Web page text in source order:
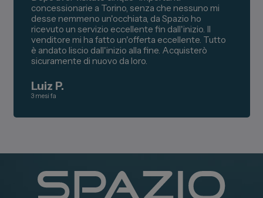
concessionarie a Torino, senza che nessuno mi
desse nemmeno un'occhiata, da Spazio ho
ricevuto un servizio eccellente fin dall'inizio. Il
venditore mi ha fatto un'offerta eccellente. Tutto
è andato liscio dall'inizio alla fine. Acquisterò
sicuramente di nuovo da loro.
Luiz P.
3 mesi fa